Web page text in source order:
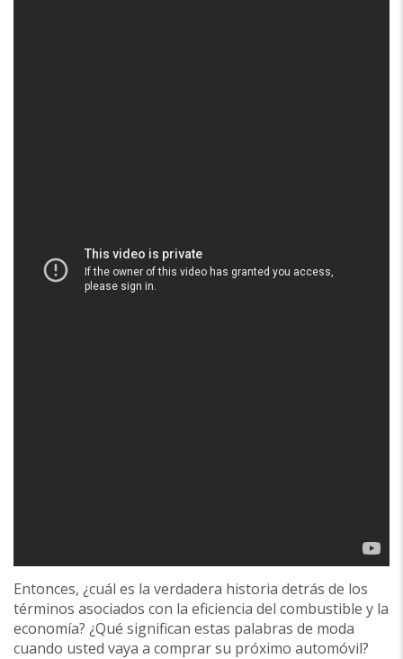
Entonces, ¿cuál es la verdadera historia detrás de los
términos asociados con la eficiencia del combustible y la
economía? ¿Qué significan estas palabras de moda
cuando usted vaya a comprar su próximo automóvil?